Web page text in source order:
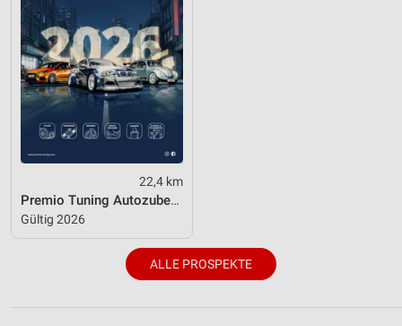
22,4 km
Premio Tuning Autozubehörkatalog 2026
Gültig 2026
ALLE PROSPEKTE